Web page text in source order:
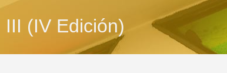
(IV Edición)